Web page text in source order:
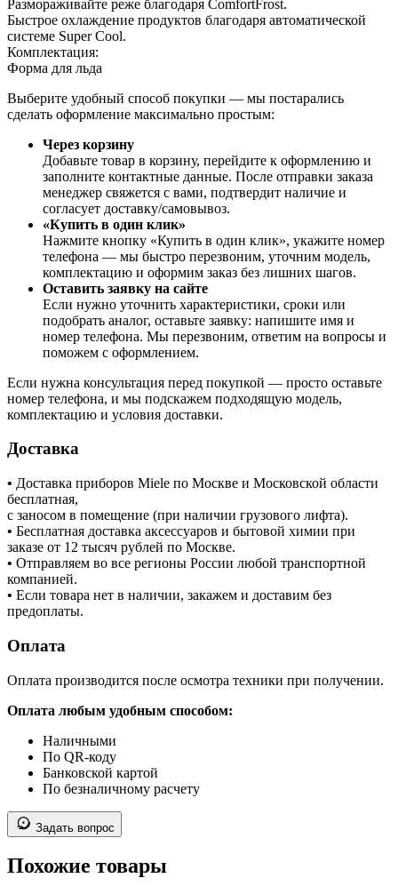
Размораживайте реже благодаря ComfortFrost.
Быстрое охлаждение продуктов благодаря автоматической
системе Super Cool.
Комплектация:
Форма для льда
Выберите удобный способ покупки — мы постарались
сделать оформление максимально простым:
Через корзину
Добавьте товар в корзину, перейдите к оформлению и
заполните контактные данные. После отправки заказа
менеджер свяжется с вами, подтвердит наличие и
согласует доставку/самовывоз.
«Купить в один клик»
Нажмите кнопку «Купить в один клик», укажите номер
телефона — мы быстро перезвоним, уточним модель,
комплектацию и оформим заказ без лишних шагов.
Оставить заявку на сайте
Если нужно уточнить характеристики, сроки или
подобрать аналог, оставьте заявку: напишите имя и
номер телефона. Мы перезвоним, ответим на вопросы и
поможем с оформлением.
Если нужна консультация перед покупкой — просто оставьте
номер телефона, и мы подскажем подходящую модель,
комплектацию и условия доставки.
Доставка
• Доставка приборов Miele по Москве и Московской области
бесплатная,
с заносом в помещение (при наличии грузового лифта).
• Бесплатная доставка аксессуаров и бытовой химии при
заказе от 12 тысяч рублей по Москве.
• Отправляем во все регионы России любой транспортной
компанией.
• Если товара нет в наличии, закажем и доставим без
предоплаты.
Оплата
Оплата производится после осмотра техники при получении.
Оплата любым удобным способом:
Наличными
По QR-коду
Банковской картой
По безналичному расчету
Задать вопрос
Похожие товары